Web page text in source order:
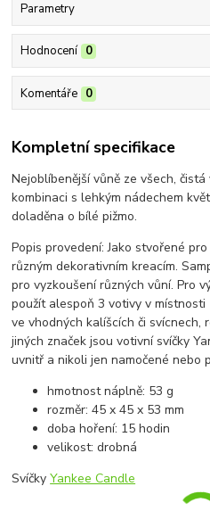
Parametry
Hodnocení 0
Komentáře 0
Kompletní specifikace
Nejoblíbenější vůně ze všech,
kombinaci s lehkým nádechem
doladěna o bílé pižmo.
Popis provedení: Jako stvořené
různým dekorativním kreacím.
pro vyzkoušení různých vůní. Pro
použít alespoň 3 votivy v
ve vhodných kalíšcích či svícnech,
jiných značek jsou votivní svíčky
uvnitř a nikoli jen namočené nebo
hmotnost náplně: 53 g
rozměr: 45 x 45 x 53 mm
doba hoření: 15 hodin
velikost: drobná
SvíčkyYankee Candle